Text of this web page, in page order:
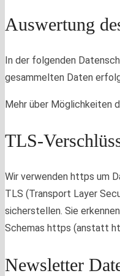
Auswertung
In der folgenden
gesammelten Daten
Mehr über Möglichkeiten
TLS-
Wir verwenden https um
TLS (Transport Layer
sicherstellen. Sie
Schemas https (anstatt
Newsletter